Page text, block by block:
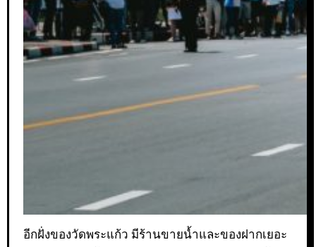
อีกฝั่งของวัดพระแก้ว มีร้านขายน้ำและของฝากเยอะ